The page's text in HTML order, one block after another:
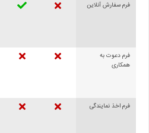
فرم سفارش آنلاین
فرم دعوت به
همکاری
فرم اخذ نمایندگی